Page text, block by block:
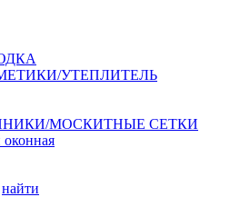
УТЕПЛИТЕЛЬ
МОСКИТНЫЕ СЕТКИ
найти